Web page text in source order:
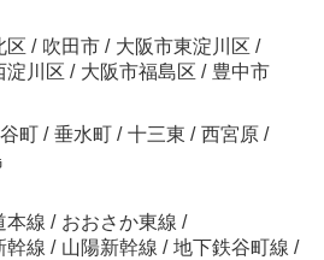
区 / 吹田市 / 大阪市東淀川区 /
淀川区 / 大阪市福島区 / 豊中市
谷町 / 垂水町 / 十三東 / 西宮原 /
本線 / おおさか東線 /
幹線 / 山陽新幹線 / 地下鉄谷町線 /